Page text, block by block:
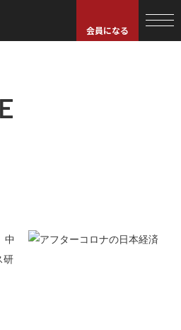
会員になる